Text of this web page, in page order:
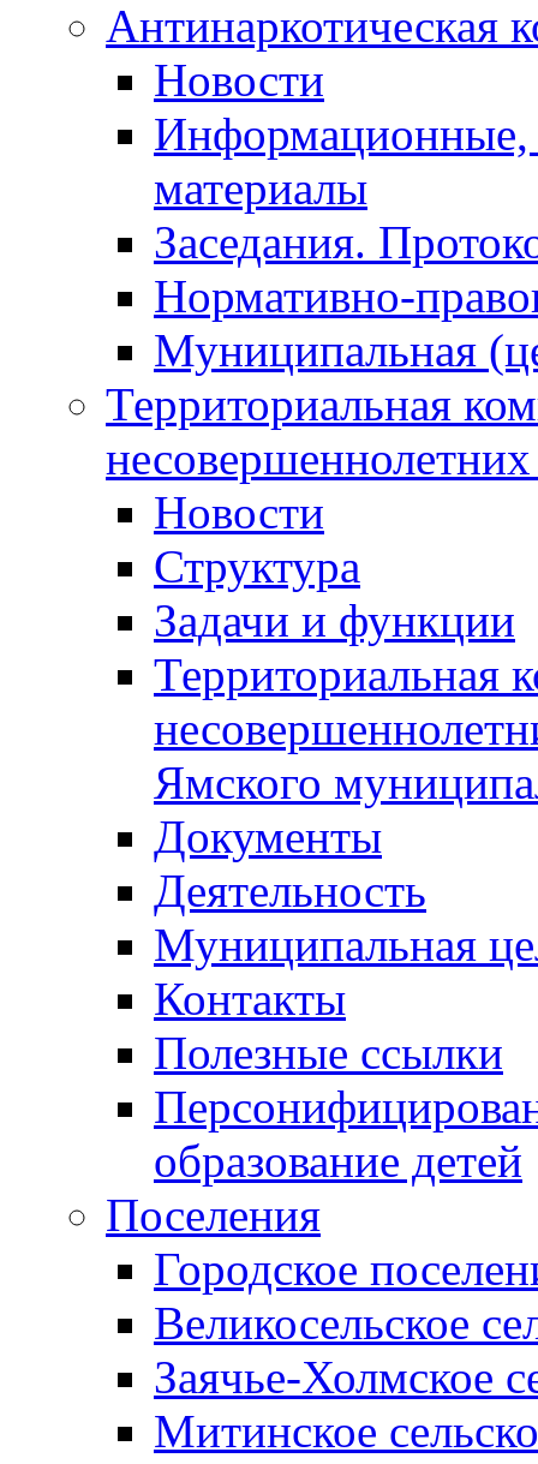
Антинаркотическая
Новости
Информационные,
материалы
Заседания.
Нормативно-
Муниципальная
Территориальная
Новости
Структура
Задачи и функции
Территориальная
Ямского
Документы
Деятельность
Муниципальная
Контакты
Полезные ссылки
образование детей
Поселения
Городское
Великосельское
Заячье-Холмское
Митинское